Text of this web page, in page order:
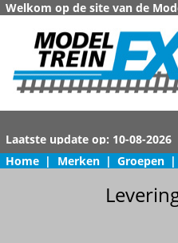
Welkom op de site van de
Home | Merken | Groepen |